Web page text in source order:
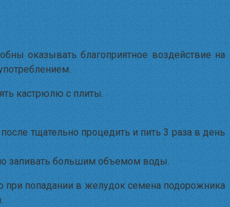
оказывать благоприятное воздействие на
кастрюлю с плиты.
тщательно процедить и пить 3 раза в день
запивать большим объемом воды.
при попадании в желудок семена подорожника